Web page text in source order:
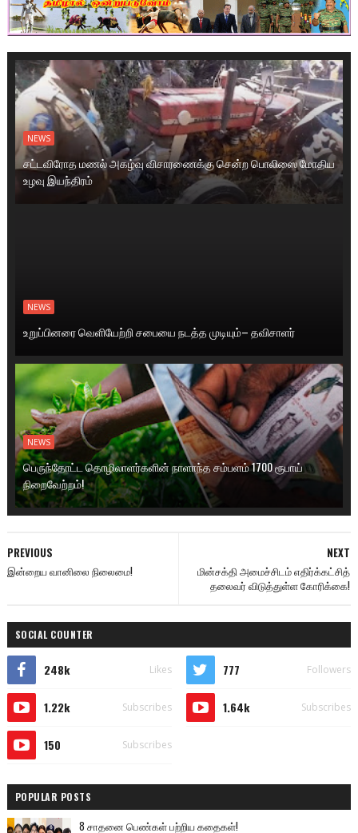
NEWS
சட்டவிரோத மணல் அகழ்வு விசாரணைக்கு சென்ற பொலிஸை மோதிய
உழவு இயந்திரம்
NEWS
உறுப்பினரை வெளியேற்றி சபையை நடத்த முடியும்– தவிசாளர்
NEWS
பெருந்தோட்ட தொழிலாளர்களின் நாளாந்த சம்பளம் 1700 ரூபாய்
நிறைவேற்றம்!
NEXT
மின்சக்தி அமைச்சிடம் எதிர்க்கட்சித்
தலைவர் விடுத்துள்ள கோரிக்கை!
PREVIOUS
இன்றைய வானிலை நிலைமை!
SOCIAL COUNTER
248k Likes 777 Followers
1.22k Subscribes 1.64k Subscribes
150 Subscribes
POPULAR POSTS
8 சாதனை பெண்கள் பற்றிய கதைகள்!